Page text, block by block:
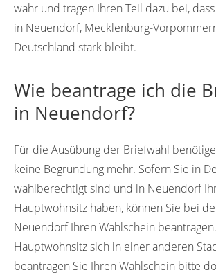
wahr und tragen Ihren Teil dazu bei,
in Neuendorf, Mecklenburg-
Deutschland stark bleibt.
Wie beantrage ich die
in Neuendorf?
Für die Ausübung der Briefwahl
keine Begründung mehr. Sofern Sie in
wahlberechtigt sind und in Neuendorf
Hauptwohnsitz haben, können Sie bei
Neuendorf Ihren Wahlschein
Hauptwohnsitz sich in einer anderen
beantragen Sie Ihren Wahlschein bitte